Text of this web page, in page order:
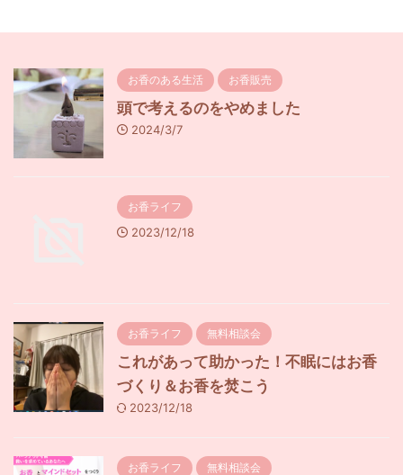
お香のある生活 お香販売
頭で考えるのをやめました
2024/3/7
お香ライフ
2023/12/18
お香ライフ 無料相談会
これがあって助かった！不眠にはお香
づくり＆お香を焚こう
2023/12/18
お香ライフ 無料相談会